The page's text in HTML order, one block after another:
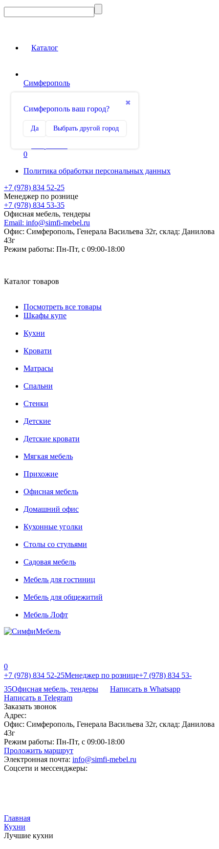
Каталог
Симферополь
✖
Симферополь ваш город?
Да Выбрать другой город
Сравнение
0
Политика обработки персональных данных
+7 (978) 834 52-25
Менеджер по рознице
+7 (978) 834 53-35
Офисная мебель, тендеры
Email: info@simfi-mebel.ru
Офис: Симферополь, Генерала Васильева 32г, склад: Данилова
43г
Режим работы: Пн-Пт, с 09:00-18:00
Каталог товаров
Посмотреть все товары
Шкафы купе
Кухни
Кровати
Матрасы
Cпальни
Стенки
Детские
Детские кровати
Мягкая мебель
Прихожие
Офисная мебель
Домашний офис
Кухонные уголки
Столы со стульями
Садовая мебель
Мебель для гостиниц
Мебель для общежитий
Мебель Лофт
0
+7 (978) 834 52-25Менеджер по рознице+7 (978) 834 53-
35Офисная мебель, тендеры
Написать в Whatsapp
Написать в Telegram
Заказать звонок
Адрес:
Офис: Симферополь, Генерала Васильева 32г, склад: Данилова
43г
Режим работы: Пн-Пт, с 09:00-18:00
Проложить маршрут
Электронная почта: info@simfi-mebel.ru
Соцсети и мессенджеры:
Главная
Кухни
Лучшие кухни